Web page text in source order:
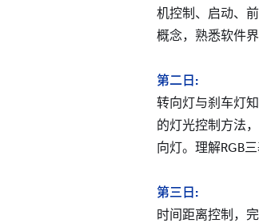
机控制、启动、
概念，熟悉软件
第二日:
转向灯与刹车灯
的灯光控制方法
向灯。理解RGB
第三日:
时间距离控制，